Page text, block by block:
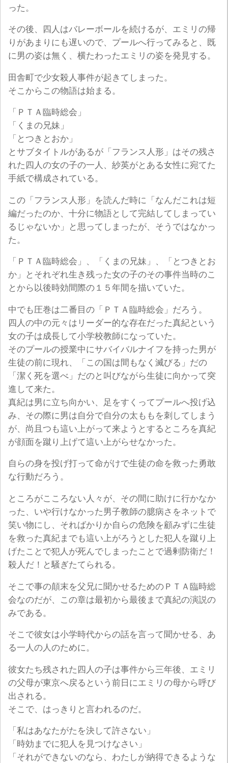
った。
その後、四人はバレーボールを続けるが、エミリの帰
りがあまりにも遅いので、プールへ行ってみると、既
に男の姿は無く、横たわったエミリの姿を発見する。
田舎町で少女殺人事件が起きてしまった。
そこからこの物語は始まる。
「ＰＴＡ臨時総会」
「くまの兄妹」
「とつきとおか」
とサブタイトルがあるが「フランス人形」はその残さ
れた四人の女の子の一人、紗英がとある女性に宛てた
手紙で構成されている。
この「フランス人形」を読んだ時に「なんだこれは短
編だったのか、十分に物語として完結してしまってい
るじゃないか」と思ってしまったが、そうではなかっ
た。
「ＰＴＡ臨時総会」、「くまの兄妹」、「とつきとお
か」とそれぞれ生き残った女の子のその事件当時のこ
とから以後時効間際の１５年間を描いていた。
中でも圧巻は二番目の「ＰＴＡ臨時総会」だろう。
四人の中の元々はリーダー的な存在だった真紀という
女の子は成長して小学校教師になっていた。
そのプールの授業中にサバイバルナイフを持った男が
生徒の前に現れ、「この国は間もなく滅びる」だの
「潔く死を選べ」だのと叫びながら生徒に向かって突
進して来た。
真紀は男に立ち向かい、足をすくってプールへ投げ込
み、その際に男は自分で自分の太ももを刺してしまう
が、尚且つも這い上がって来ようとするところを真紀
が顔面を蹴り上げて這い上がらせなかった。
自らの身を投げ打って命がけで生徒の命を救った勇敢
な行動だろう。
ところがこころない人々が、その間に助けに行かなか
った、いや行けなかった男子教師の臆病さをネットで
笑い物にし、そればかりか自らの危険を顧みずに生徒
を救った真紀までも這い上がろうとした犯人を蹴り上
げたことで犯人が死んでしまったことで過剰防衛だ！
殺人だ！と騒ぎたてられる。
そこで事の顛末を父兄に聞かせるためのＰＴＡ臨時総
会なのだが、この章は最初から最後まで真紀の演説の
みである。
そこで彼女は小学時代からの話を言って聞かせる、あ
る一人の人のために。
彼女たち残された四人の子は事件から三年後、エミリ
の父母が東京へ戻るという前日にエミリの母から呼び
出される。
そこで、はっきりと言われるのだ。
「私はあなたがたを決して許さない」
「時効までに犯人を見つけなさい」
「それができないのなら、わたしが納得できるような